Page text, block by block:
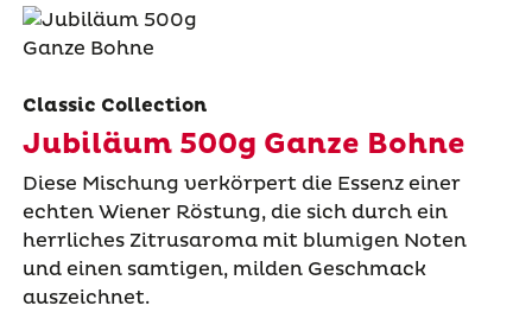
Classic Collection
Jubiläum 500g Ganze Bohne
Diese Mischung verkörpert die Essenz einer
echten Wiener Röstung, die sich durch ein
herrliches Zitrusaroma mit blumigen Noten
und einen samtigen, milden Geschmack
auszeichnet.